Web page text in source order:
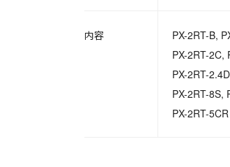
内容
PX-2RT-B,
PX-2RT-2C,
PX-2RT-
PX-2RT-8S,
PX-2RT-5CR